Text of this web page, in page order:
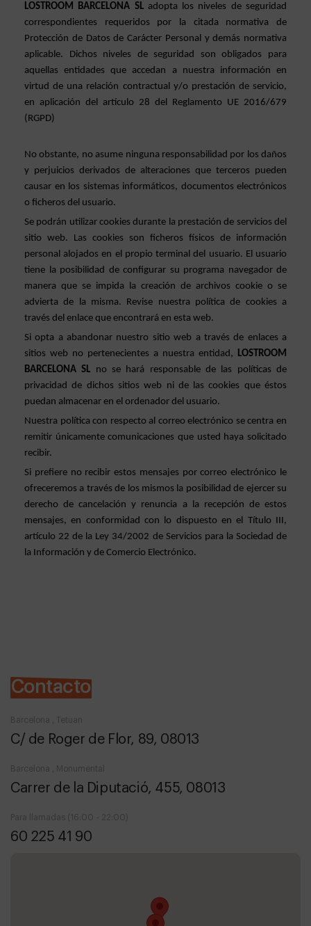
LOSTROOM BARCELONA SL adopta los niveles de seguridad
correspondientes requeridos por la citada normativa de
Protección de Datos de Carácter Personal y demás normativa
aplicable. Dichos niveles de seguridad son obligados para
aquellas entidades que accedan a nuestra información en
virtud de una relación contractual y/o prestación de servicio,
en aplicación del artículo 28 del Reglamento UE 2016/679
(RGPD)
No obstante, no asume ninguna responsabilidad por los daños
y perjuicios derivados de alteraciones que terceros pueden
causar en los sistemas informáticos, documentos electrónicos
o ficheros del usuario.
Se podrán utilizar cookies durante la prestación de servicios del
sitio web. Las cookies son ficheros físicos de información
personal alojados en el propio terminal del usuario. El usuario
tiene la posibilidad de configurar su programa navegador de
manera que se impida la creación de archivos cookie o se
advierta de la misma. Revise nuestra política de cookies a
través del enlace que encontrará en esta web.
Si opta a abandonar nuestro sitio web a través de enlaces a
sitios web no pertenecientes a nuestra entidad,
LOSTROOM
BARCELONA SL no se hará responsable de las políticas de
privacidad de dichos sitios web ni de las cookies que éstos
puedan almacenar en el ordenador del usuario.
Nuestra política con respecto al correo electrónico se centra en
remitir únicamente comunicaciones que usted haya solicitado
recibir.
Si prefiere no recibir estos mensajes por correo electrónico le
ofreceremos a través de los mismos la posibilidad de ejercer su
derecho de cancelación y renuncia a la recepción de estos
mensajes, en conformidad con lo dispuesto en el Título III,
artículo 22 de la Ley 34/2002 de Servicios para la Sociedad de
la Información y de Comercio Electrónico.
Contacto
Barcelona , Tetuan
C/ de Roger de Flor, 89, 08013
Barcelona , Monumental
Carrer de la Diputació, 455, 08013
Para llamadas (16:00 - 22:00)
60 225 41 90